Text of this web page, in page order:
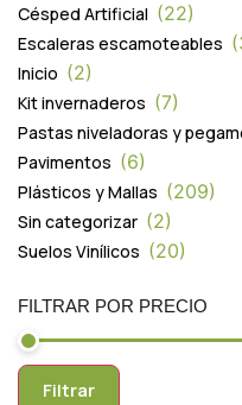
Césped Artificial 22
Escaleras escamoteables
Inicio 2
Kit invernaderos 7
Pastas niveladoras y
Pavimentos 6
Plásticos y Mallas 209
Sin categorizar 2
Suelos Vinílicos 20
FILTRAR POR PRECIO
Filtrar